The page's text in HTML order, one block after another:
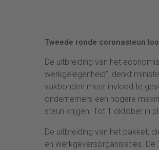
Tweede ronde coronasteun
De uitbreiding van het
werkgelegenheid”, denkt
vakbonden meer invloed te
ondernemers een hogere
steun krijgen. Tot 1 oktober in
De uitbreiding van het pakket,
en werkgeversorganisaties.